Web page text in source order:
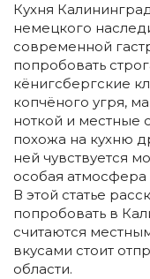
Кухня
немецкого
современной
попробовать
кёнигсбергские
копчёного угря,
ноткой и местные
похожа на кухню
ней чувствуется
особая атмосфера
В этой статье
попробовать в
считаются
вкусами стоит
области.